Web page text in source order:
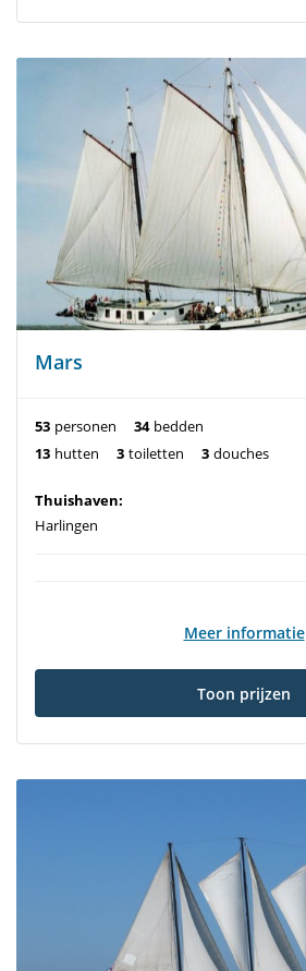
Mars
53 personen 34 bedden
13 hutten 3 toiletten 3 douches
Thuishaven:
Harlingen
Meer informatie
Toon prijzen